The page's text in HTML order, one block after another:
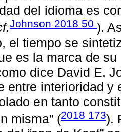
del idioma es
Johnson 2018 50 ).
el tiempo se
es la marca de
dice David E.
entre interioridad y
en tanto
misma” (2018 173).